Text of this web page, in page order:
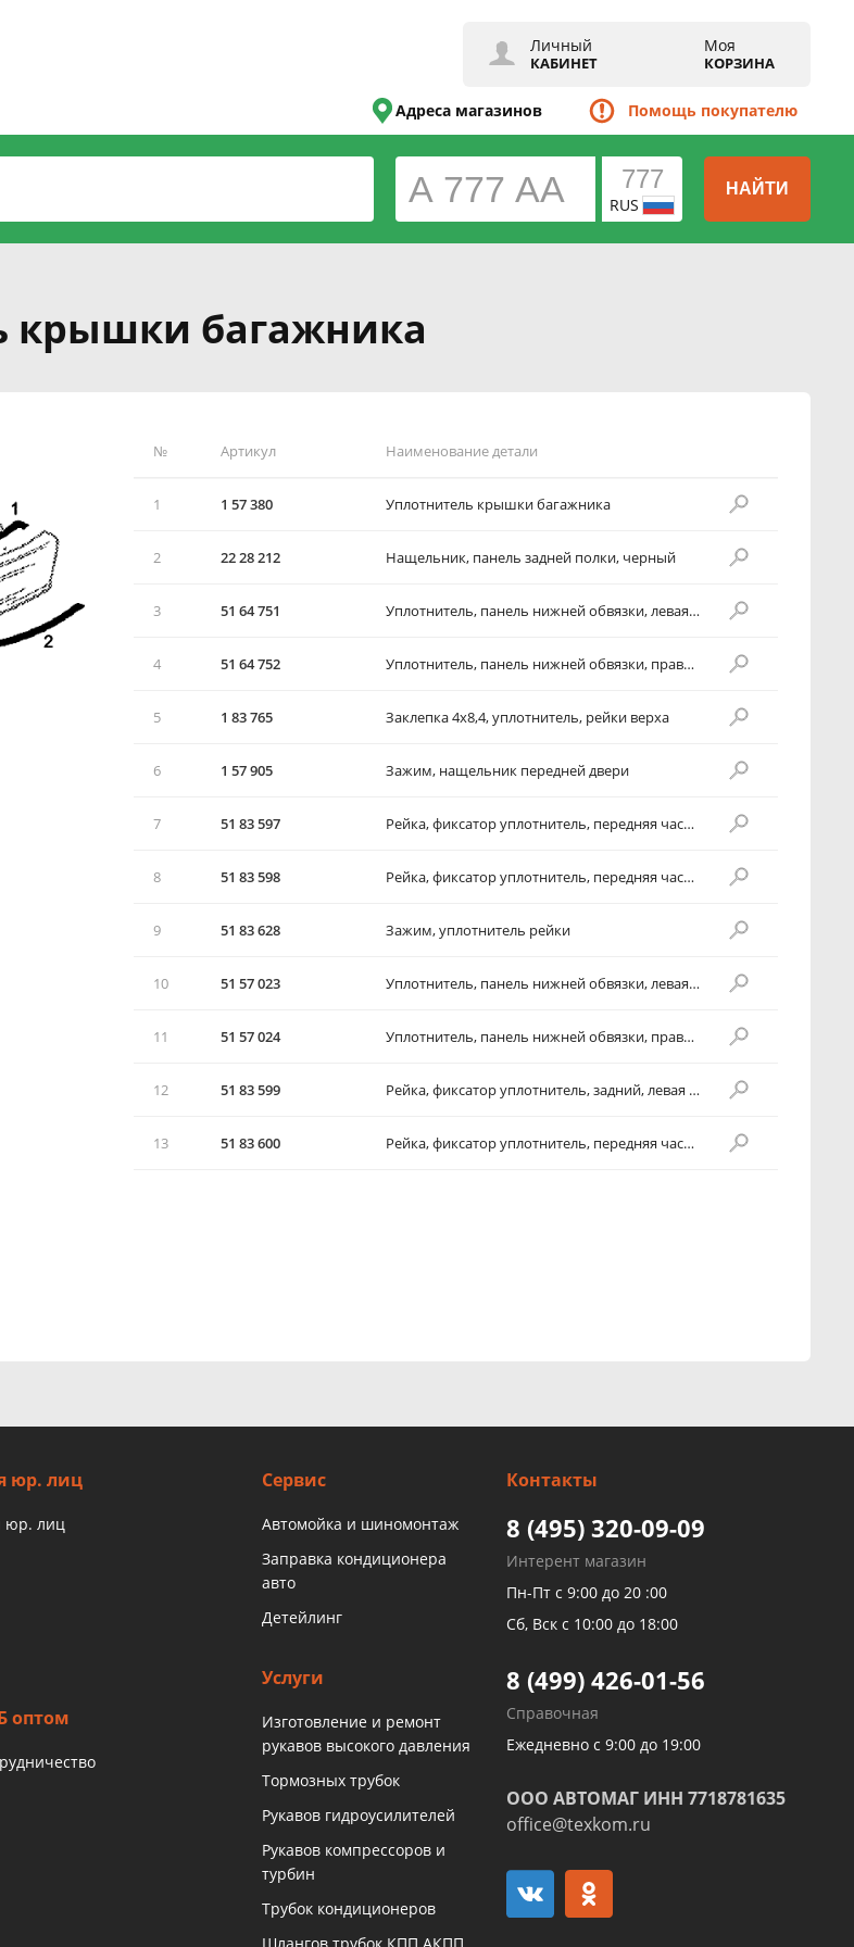
Личный
КАБИНЕТ
Моя
КОРЗИНА
Адреса магазинов Помощь покупателю
RUS
НАЙТИ
крышки багажника
№ Артикул Наименование детали
1 1 57 380 Уплотнитель крышки багажника
2 22 28 212 Нащельник, панель задней полки, черный
3 51 64 751 Уплотнитель, панель нижней обвязки, левая сторона
4 51 64 752 Уплотнитель, панель нижней обвязки, правая сторона
5 1 83 765 Заклепка 4х8,4, уплотнитель, рейки верха
6 1 57 905 Зажим, нащельник передней двери
7 51 83 597 Рейка, фиксатор уплотнитель, передняя часть, левая сторона
8 51 83 598 Рейка, фиксатор уплотнитель, передняя часть, правая сторона
9 51 83 628 Зажим, уплотнитель рейки
10 51 57 023 Уплотнитель, панель нижней обвязки, левая сторона
11 51 57 024 Уплотнитель, панель нижней обвязки, правая сторона
12 51 83 599 Рейка, фиксатор уплотнитель, задний, левая сторона
13 51 83 600 Рейка, фиксатор уплотнитель, передняя часть, левая сторона
юр. лиц
юр. лиц
оптом
Сервис
Автомойка и шиномонтаж
Заправка кондиционера
авто
Детейлинг
Услуги
Изготовление и ремонт
рукавов высокого давления
Тормозных трубок
Рукавов гидроусилителей
Рукавов компрессоров и
турбин
Трубок кондиционеров
Контакты
8 (495) 320-09-09
Интерент магазин
Пн-Пт с 9:00 до 20 :00
Сб, Вск с 10:00 до 18:00
8 (499) 426-01-56
Справочная
Ежедневно с 9:00 до 19:00
ООО АВТОМАГ ИНН 7718781635
office@texkom.ru